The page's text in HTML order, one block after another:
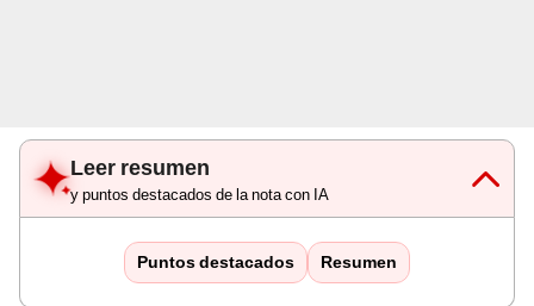
Leer resumen
y puntos destacados de la nota con IA
Puntos destacados Resumen